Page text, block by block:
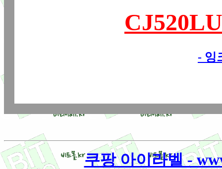
- 잉
쿠팡 아이라벨 -